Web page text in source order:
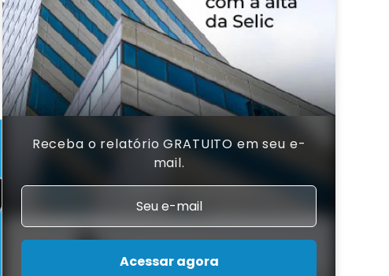
Receba o relatório GRATUITO em seu e-
mail.
Acessar agora